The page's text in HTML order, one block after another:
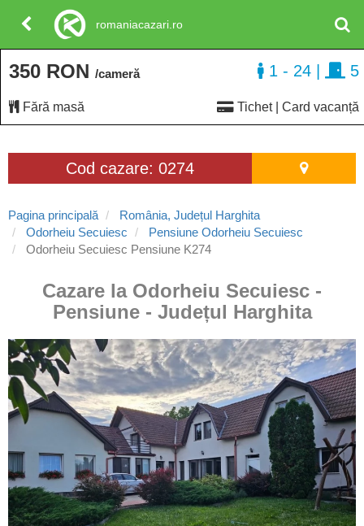
Cod cazare: 0274
Pagina principală
România, Județul Harghita
Odorheiu Secuiesc
Pensiune Odorheiu Secuiesc
Odorheiu Secuiesc Pensiune K274
Cazare la Odorheiu Secuiesc -
Pensiune - Județul Harghita
350 RON /cameră
Fără masă Tichet | Card vacanță
1 - 24 5
romaniacazari.ro